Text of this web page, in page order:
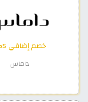
خصم إضافي 5%
داماس